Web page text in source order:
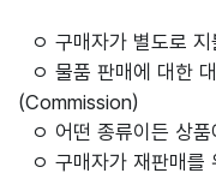
ㅇ 구매자가 별도로 지
ㅇ 물품 판매에 대한
(Commission)
ㅇ 어떤 종류이든 상품
ㅇ 구매자가 재판매